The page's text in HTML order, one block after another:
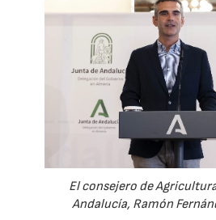
El consejero de
Andalucía, Ramón